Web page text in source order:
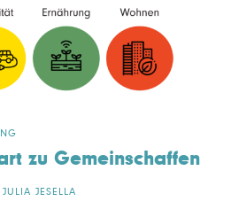
zu Gemeinschaffen
JULIA JESELLA